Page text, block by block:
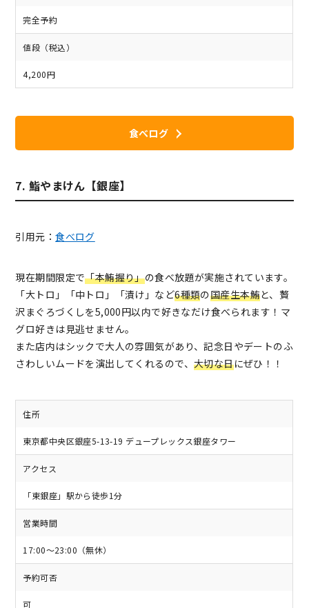
完全予約
値段（税込）
4,200円
食べログ
7. 鮨やまけん【銀座】
引用元：食べログ
現在期間限定で「本鮪握り」の食べ放題が実施されています。
「大トロ」「中トロ」「漬け」など6種類の国産生本鮪と、贅
沢まぐろづくしを5,000円以内で好きなだけ食べられます！マ
グロ好きは見逃せません。
また店内はシックで大人の雰囲気があり、記念日やデートのふ
さわしいムードを演出してくれるので、 大切な日にぜひ！！
住所
東京都中央区銀座5-13-19 デュープレックス銀座タワー
アクセス
「東銀座」駅から徒歩1分
営業時間
17:00～23:00（無休）
予約可否
可